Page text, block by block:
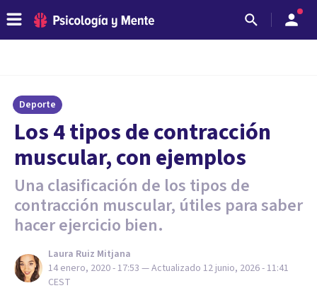
Deporte
Los 4 tipos de contracción
muscular, con ejemplos
Una clasificación de los tipos de
contracción muscular, útiles para saber
hacer ejercicio bien.
Laura Ruiz Mitjana
14 enero, 2020 - 17:53 — Actualizado 12 junio, 2026 - 11:41
CEST